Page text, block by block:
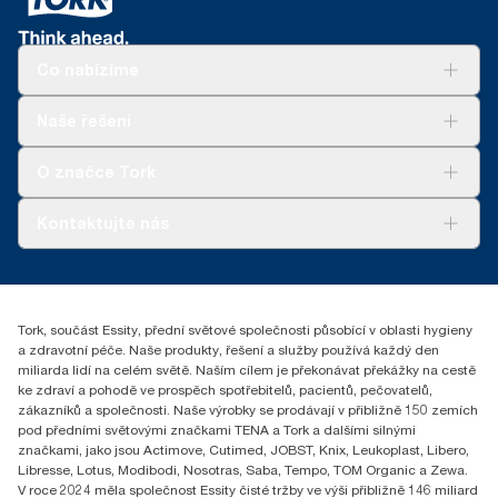
materiálu zahrnujícího dutinky a dvě vrstvy plastového obalu.
zásobníky prodávané nebo pronajímané v Evropě (s výjimkou
Francie) od května 2023. Výrobek s certifikací ClimatePartner:
Platí pro evropský sortiment náplní Tork OptiServe® na jedno
v kombinaci s údaji o spotřebě. Vzhledem k tomu, že tyto údaje
reception.prague@essity.com
Praha 8, Karlin, Sokolovská 100/94
186 00 Česká republika
Tork, součást Essity, přední světové společnosti působící v oblasti hygieny
a zdravotní péče. Naše produkty, řešení a služby používá každý den
miliarda lidí na celém světě. Naším cílem je překonávat překážky na cestě
ke zdraví a pohodě ve prospěch spotřebitelů, pacientů, pečovatelů,
zákazníků a společnosti. Naše výrobky se prodávají v přibližně 150 zemích
pod předními světovými značkami TENA a Tork a dalšími silnými
značkami, jako jsou Actimove, Cutimed, JOBST, Knix, Leukoplast, Libero,
Libresse, Lotus, Modibodi, Nosotras, Saba, Tempo, TOM Organic a Zewa.
V roce 2024 měla společnost Essity čisté tržby ve výši přibližně 146 miliard